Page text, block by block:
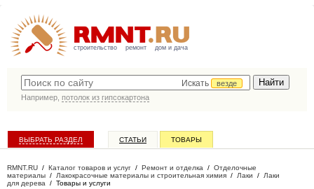
строительство ремонт дом и дача
Искать
везде
Например, потолок из гипсокартона
ВЫБРАТЬ РАЗДЕЛ СТАТЬИ ТОВАРЫ
RMNT.RU / Каталог товаров и услуг / Ремонт и отделка / Отделочные
материалы / Лакокрасочные материалы и строительная химия / Лаки / Лаки
для дерева / Товары и услуги